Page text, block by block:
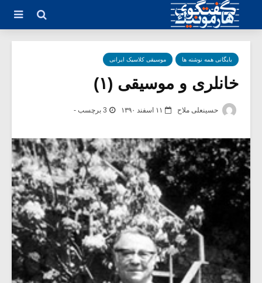
بایگانی همه نوشته ها موسیقی کلاسیک ایرانی
خانلری و موسیقی (۱)
حسینعلی ملاح ۱۱ اسفند ۱۳۹۰ 3 برچسب -